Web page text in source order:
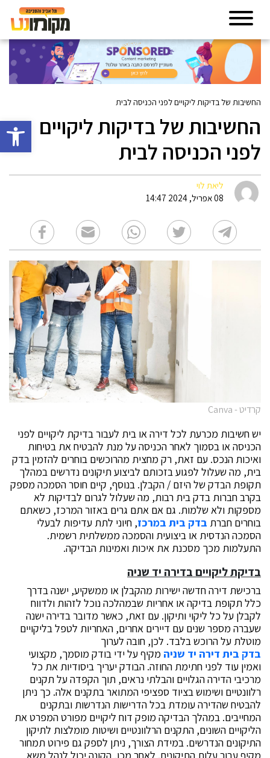
פתח
החשיבות של בדיקות ליקויים לפני הכניסה לבית
החשיבות של בדיקות ליקויים
לפני הכניסה לבית
ליאת לוי
08 אפריל, 2024 14:47
קרדיט - Canva
יש חשיבות מכרעת לכל דירה או בית לעבור בדיקת ליקויים לפני
הכניסה או בסמוך לאחר הכניסה על מנת להבטיח את בטיחות
ואיכות הנכס. עם זאת, רק מחצית מהרוכשים בוחרים להזמין בדק
בית, מה שעלול לפגוע בזכותם לביצוע תיקונים נדרשים במהלך
תקופת הבדק של היזם / הקבלן. בנוסף, קיים חוסר הסמכה מספק
בקרב חברות בדק בית רבות, מה שעלול לגרום לבדיקות לא
מספקות ולא שלמות. גם אם אתם גרים באזור המרכז, כשאתם
בוחרים חברת בדק בית במרכז, חיוני לתת עדיפות לבעלי
הסמכה הנדסית או ביצועית והסמכה ממשלתית רשמית.
התעלמות מכך מסכנת את איכות ואמינות הבדיקה.
בדיקת ליקויים בדירה יד שניה
ברכישת דירה חדשה ישירות מהקבלן או ממשקיע, ישנה בדרך
כלל תקופת בדיקה או אחריות שבמהלכה נוכל לזהות ולדווח
לקבלן על כל ליקוי ותיקון. עם זאת, כאשר מדובר בדירה ישנה
שעברה מספר שנים עם דיירים אחרים, האחריות לטפל בליקויים
מוטלת על הרוכש בלבד. לכן, חובה לערוך
בדק בית דירה יד שניה מקיף על ידי בודק מוסמך, מקצועי
ואמין עוד לפני חתימת החוזה. הבודק יעריך ביסודיות את כל
מרכיבי הדירה הגלויים והבלתי נראים, תוך הקפדה על תקנים
רלוונטיים ושימוש בציוד ספציפי המתואר בתקנים אלה. כך ניתן
להבטיח שהדירה עומדת בכל הדרישות הנדרשות ובתקנים
המחייבים. במהלך הבדיקה מופק דוח ליקויים מפורט המפרט את
הליקויים השונים, התקנים הרלוונטיים ושיטות מומלצות לתיקון
התיקונים הנדרשים. במידת הצורך, ניתן לספק גם פירוט תמחור